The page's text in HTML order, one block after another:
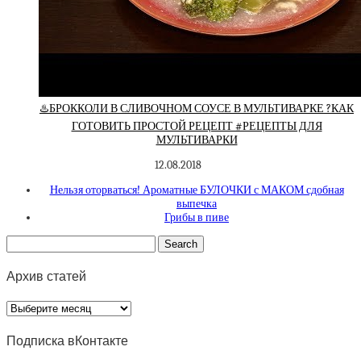
♨️БРОККОЛИ В СЛИВОЧНОМ СОУСЕ В МУЛЬТИВАРКЕ ?КАК
ГОТОВИТЬ ПРОСТОЙ РЕЦЕПТ #РЕЦЕПТЫ ДЛЯ
МУЛЬТИВАРКИ
12.08.2018
Нельзя оторваться! Ароматные БУЛОЧКИ с МАКОМ сдобная
выпечка
Грибы в пиве
Архив статей
Архив
статей
Подписка вКонтакте